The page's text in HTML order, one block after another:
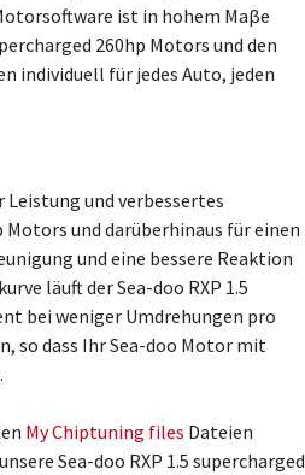
ist in hohem Maβe
260hp Motors und den
individuell für jedes Auto, jeden
und verbessertes
Motors und darüberhinaus für einen
und eine bessere Reaktion
läuft der Sea-doo RXP 1.5
bei weniger Umdrehungen pro
so dass Ihr Sea-doo Motor mit
My Chiptuning files Dateien
Sea-doo RXP 1.5 supercharged